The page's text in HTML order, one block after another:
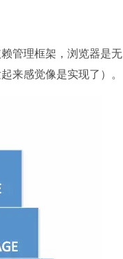
管理框架，浏览器是无
来感觉像是实现了）。